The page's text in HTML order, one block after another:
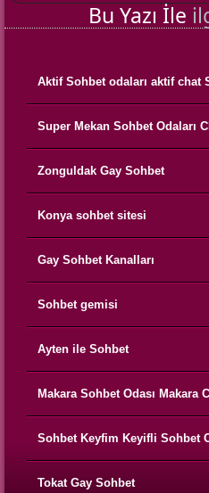
Bu Yazı İle
Aktif Sohbet odaları aktif chat
Super Mekan Sohbet Odaları
Zonguldak Gay Sohbet
Konya sohbet sitesi
Gay Sohbet Kanalları
Sohbet gemisi
Ayten ile Sohbet
Makara Sohbet Odası Makara
Sohbet Keyfim Keyifli Sohbet
Tokat Gay Sohbet